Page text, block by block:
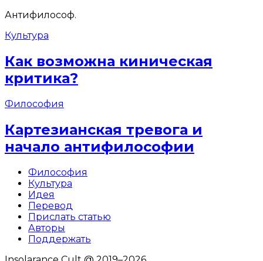
Антифилософ.
Культура
Как возможна киническая
критика?
Философия
Картезианская тревога и
начало антифилософии
Философия
Культура
Идея
Перевод
Прислать статью
Авторы
Поддержать